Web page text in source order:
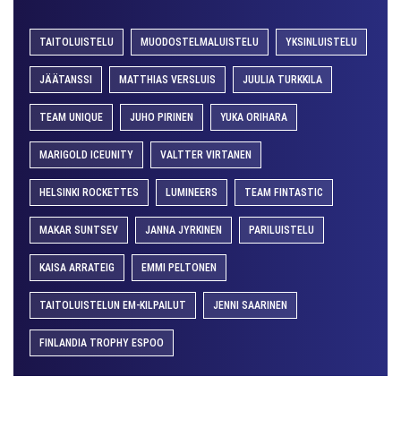
TAITOLUISTELU MUODOSTELMALUISTELU YKSINLUISTELU
JÄÄTANSSI MATTHIAS VERSLUIS JUULIA TURKKILA
TEAM UNIQUE JUHO PIRINEN YUKA ORIHARA
MARIGOLD ICEUNITY VALTTER VIRTANEN
HELSINKI ROCKETTES LUMINEERS TEAM FINTASTIC
MAKAR SUNTSEV JANNA JYRKINEN PARILUISTELU
KAISA ARRATEIG EMMI PELTONEN
TAITOLUISTELUN EM-KILPAILUT JENNI SAARINEN
FINLANDIA TROPHY ESPOO